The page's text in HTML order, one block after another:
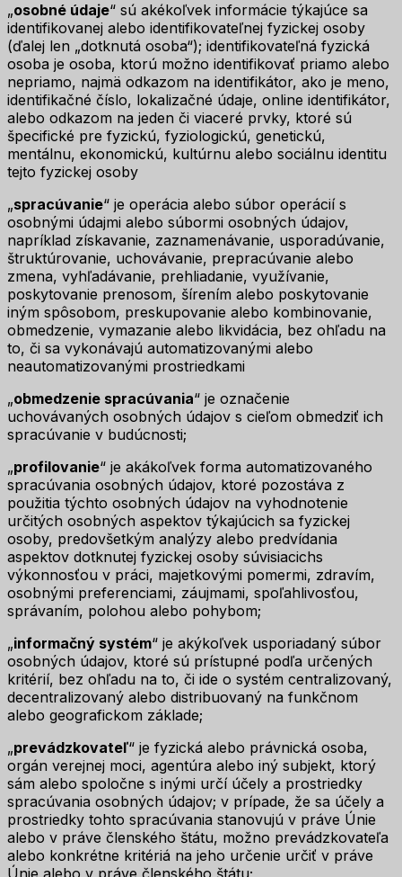
„osobné údaje“ sú akékoľvek informácie týkajúce sa
identifikovanej alebo identifikovateľnej fyzickej osoby
(ďalej len „dotknutá osoba“); identifikovateľná fyzická
osoba je osoba, ktorú možno identifikovať priamo alebo
nepriamo, najmä odkazom na identifikátor, ako je meno,
identifikačné číslo, lokalizačné údaje, online identifikátor,
alebo odkazom na jeden či viaceré prvky, ktoré sú
špecifické pre fyzickú, fyziologickú, genetickú,
mentálnu, ekonomickú, kultúrnu alebo sociálnu identitu
tejto fyzickej osoby
„spracúvanie“ je operácia alebo súbor operácií s
osobnými údajmi alebo súbormi osobných údajov,
napríklad získavanie, zaznamenávanie, usporadúvanie,
štruktúrovanie, uchovávanie, prepracúvanie alebo
zmena, vyhľadávanie, prehliadanie, využívanie,
poskytovanie prenosom, šírením alebo poskytovanie
iným spôsobom, preskupovanie alebo kombinovanie,
obmedzenie, vymazanie alebo likvidácia, bez ohľadu na
to, či sa vykonávajú automatizovanými alebo
neautomatizovanými prostriedkami
„obmedzenie spracúvania“ je označenie
uchovávaných osobných údajov s cieľom obmedziť ich
spracúvanie v budúcnosti;
„profilovanie“ je akákoľvek forma automatizovaného
spracúvania osobných údajov, ktoré pozostáva z
použitia týchto osobných údajov na vyhodnotenie
určitých osobných aspektov týkajúcich sa fyzickej
osoby, predovšetkým analýzy alebo predvídania
aspektov dotknutej fyzickej osoby súvisiacichs
výkonnosťou v práci, majetkovými pomermi, zdravím,
osobnými preferenciami, záujmami, spoľahlivosťou,
správaním, polohou alebo pohybom;
„informačný systém“ je akýkoľvek usporiadaný súbor
osobných údajov, ktoré sú prístupné podľa určených
kritérií, bez ohľadu na to, či ide o systém centralizovaný,
decentralizovaný alebo distribuovaný na funkčnom
alebo geografickom základe;
„prevádzkovateľ“ je fyzická alebo právnická osoba,
orgán verejnej moci, agentúra alebo iný subjekt, ktorý
sám alebo spoločne s inými určí účely a prostriedky
spracúvania osobných údajov; v prípade, že sa účely a
prostriedky tohto spracúvania stanovujú v práve Únie
alebo v práve členského štátu, možno prevádzkovateľa
alebo konkrétne kritériá na jeho určenie určiť v práve